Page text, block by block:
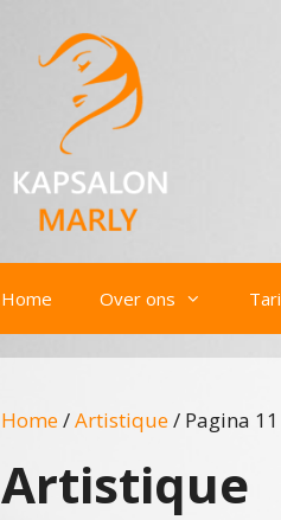
Home Over ons
Home/Artistique/ Pagina 11
Artistique